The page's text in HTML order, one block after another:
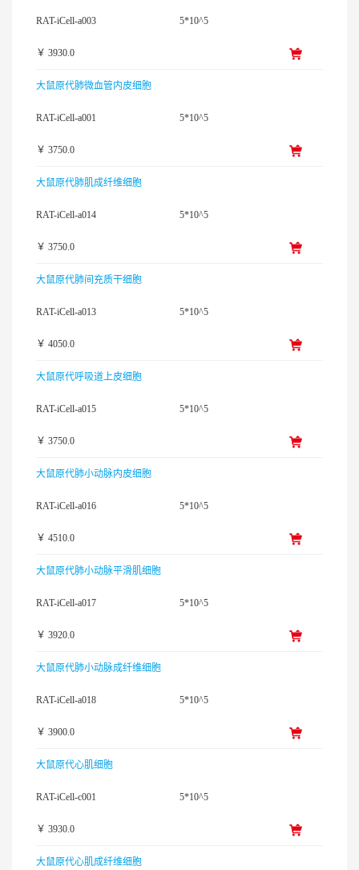
RAT-iCell-a003 5*10^5
￥ 3930.0
大鼠原代肺微血管内皮细胞
RAT-iCell-a001 5*10^5
￥ 3750.0
大鼠原代肺肌成纤维细胞
RAT-iCell-a014 5*10^5
￥ 3750.0
大鼠原代肺间充质干细胞
RAT-iCell-a013 5*10^5
￥ 4050.0
大鼠原代呼吸道上皮细胞
RAT-iCell-a015 5*10^5
￥ 3750.0
大鼠原代肺小动脉内皮细胞
RAT-iCell-a016 5*10^5
￥ 4510.0
大鼠原代肺小动脉平滑肌细胞
RAT-iCell-a017 5*10^5
￥ 3920.0
大鼠原代肺小动脉成纤维细胞
RAT-iCell-a018 5*10^5
￥ 3900.0
大鼠原代心肌细胞
RAT-iCell-c001 5*10^5
￥ 3930.0
大鼠原代心肌成纤维细胞